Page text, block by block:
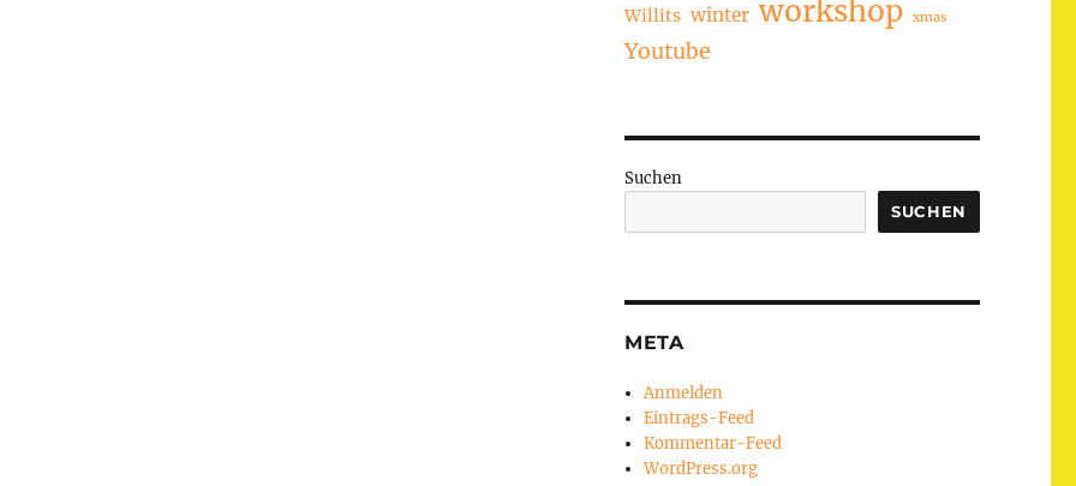
Willits winter workshop xmas
Youtube
Suchen
SUCHEN
META
Anmelden
Eintrags-Feed
Kommentar-Feed
WordPress.org